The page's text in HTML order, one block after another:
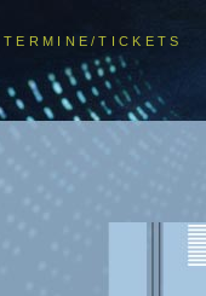
TERMINE/TICKETS